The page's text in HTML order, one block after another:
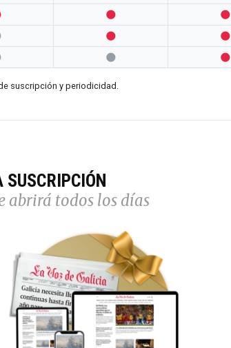
 
 
 
suscripción y periodicidad.
SUSCRIPCIÓN
abrirá todos los días